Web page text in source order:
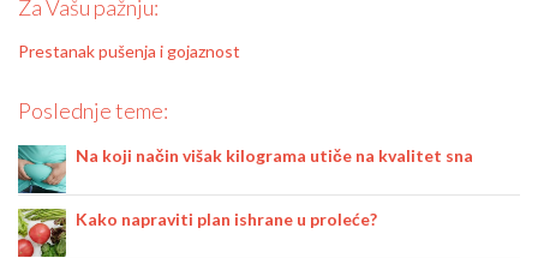
Za Vašu pažnju:
Prestanak pušenja i gojaznost
Poslednje teme:
Na koji način višak kilograma utiče na kvalitet sna
Kako napraviti plan ishrane u proleće?